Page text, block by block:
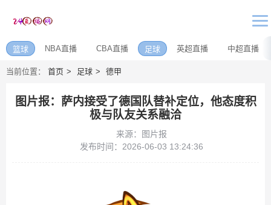
篮球 NBA直播 CBA直播 足球 英超直播 中超直播
当前位置： 首页 足球 德甲
图片报：萨内接受了德国队替补定位，他态度积
极与队友关系融洽
来源：图片报
发布时间：2026-06-03 13:24:36